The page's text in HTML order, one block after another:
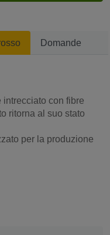
Domande
intrecciato con fibre
ritorna al suo stato
per la produzione